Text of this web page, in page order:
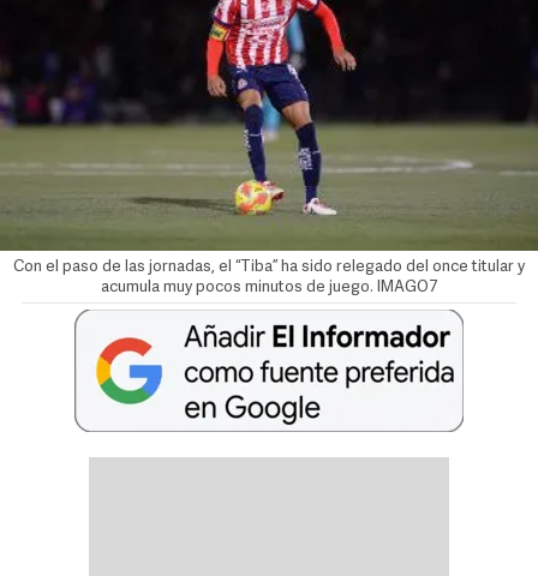
Con el paso de las jornadas, el “Tiba” ha sido relegado del once titular y
acumula muy pocos minutos de juego. IMAGO7